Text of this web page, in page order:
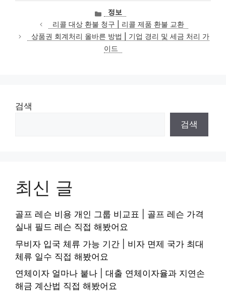
카
테
고
리
정보
리콜 대상 환불 청구 | 리콜 제품 환불 교환
상품권 회계처리 올바른 방법 | 기업 경리 및 세금 처리 가
이드
검색
검색
최신 글
골프 레슨 비용 개인 그룹 비교표 | 골프 레슨 가격
실내 필드 레슨 직접 해봤어요
무비자 입국 체류 가능 기간 | 비자 면제 국가 최대
체류 일수 직접 해봤어요
연체이자 얼마나 붙나 | 대출 연체이자율과 지연손
해금 계산법 직접 해봤어요